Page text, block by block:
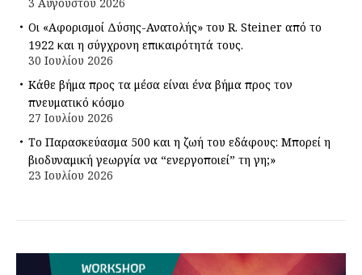
Οι «Αφορισμοί Δύσης-Ανατολής» του R. Steiner από το
1922 και η σύγχρονη επικαιρότητά τους.
30 Ιουλίου 2026
Κάθε βήμα προς τα μέσα είναι ένα βήμα προς τον
πνευματικό κόσμο
27 Ιουλίου 2026
Το Παρασκεύασμα 500 και η ζωή του εδάφους: Μπορεί η
βιοδυναμική γεωργία να “ενεργοποιεί” τη γη;»
23 Ιουλίου 2026